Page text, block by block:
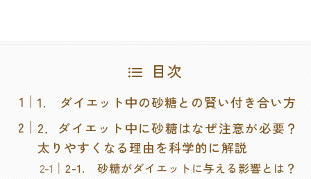
目次
1. ダイエット中の砂糖との賢い付き合い方
2．ダイエット中に砂糖はなぜ注意が必要？
太りやすくなる理由を科学的に解説
2-1. 砂糖がダイエットに与える影響とは？